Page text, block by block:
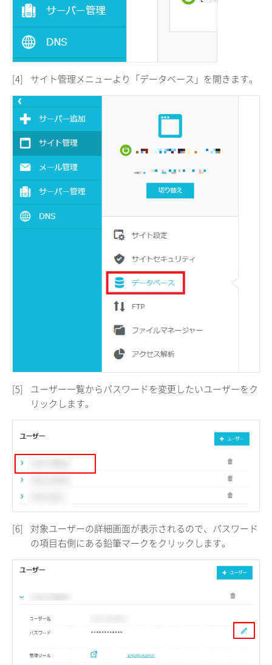
[4] サイト管理メニューより「データベース」を開きます。
[5]
ユーザー一覧からパスワードを変更したいユーザーをク
リックします。
[6]
対象ユーザーの詳細画面が表示されるので、パスワード
の項目右側にある鉛筆マークをクリックします。